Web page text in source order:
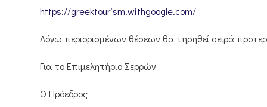
https://greektourism.withgoogle.com/
Λόγω περιορισμένων θέσεων θα τηρηθεί σειρά
Για το Επιμελητήριο
Ο Πρόεδρος